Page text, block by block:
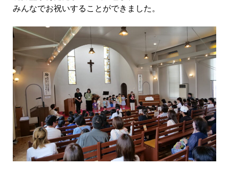
みんなでお祝いすることができました。